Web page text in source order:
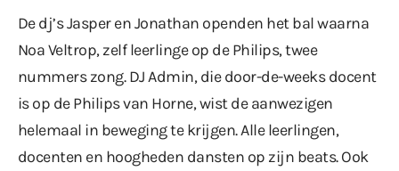
De dj’s Jasper en Jonathan openden het bal waarna
Noa Veltrop, zelf leerlinge op de Philips, twee
nummers zong. DJ Admin, die door-de-weeks docent
is op de Philips van Horne, wist de aanwezigen
helemaal in beweging te krijgen. Alle leerlingen,
docenten en hoogheden dansten op zijn beats. Ook